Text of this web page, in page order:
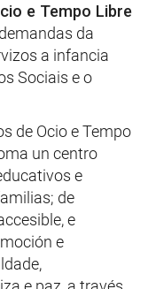
e Tempo Libre
da
a infancia
Sociais e o
de Ocio e Tempo
un centro
e
de
e
e